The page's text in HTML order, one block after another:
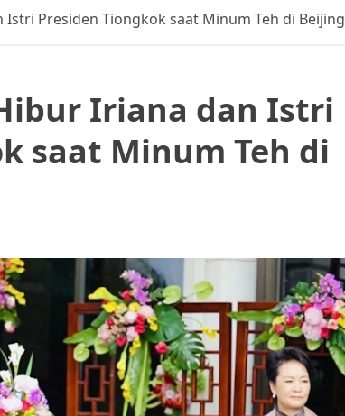
Presiden Tiongkok saat Minum Teh di Beijing
Iriana dan Istri
saat Minum Teh di